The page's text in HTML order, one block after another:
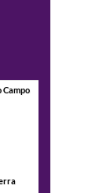
Campo